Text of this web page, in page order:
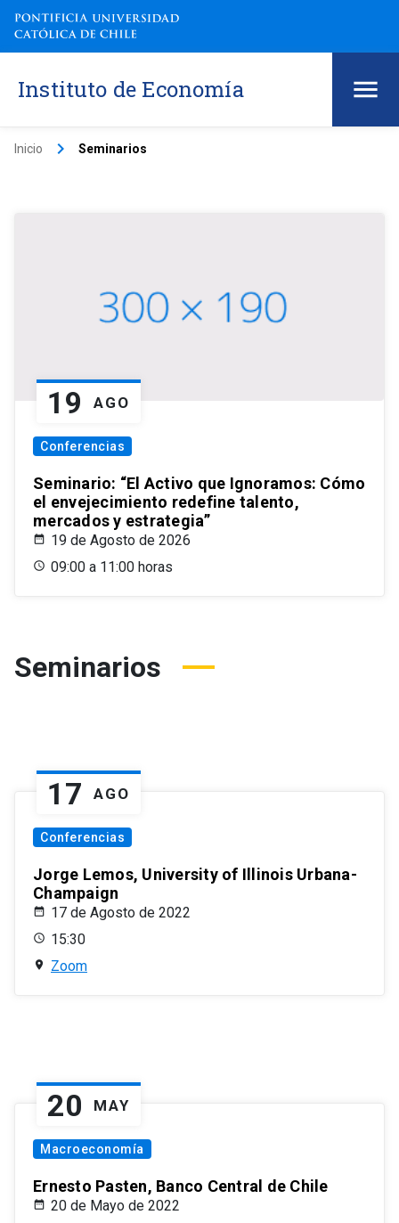
Instituto de Economía
Inicio keyboard_arrow_right Seminarios
19 AGO
Conferencias
Seminario: “El Activo que Ignoramos: Cómo
el envejecimiento redefine talento,
mercados y estrategia”
19 de Agosto de 2026
09:00 a 11:00 horas
Seminarios
17 AGO
Conferencias
Jorge Lemos, University of Illinois Urbana-
Champaign
17 de Agosto de 2022
15:30
Zoom
20 MAY
Macroeconomía
Ernesto Pasten, Banco Central de Chile
20 de Mayo de 2022